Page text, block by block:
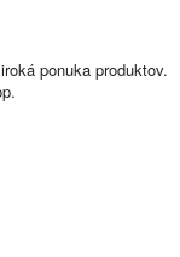
ponuka produktov.